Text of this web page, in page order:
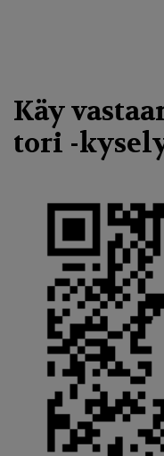
Käy
tori -